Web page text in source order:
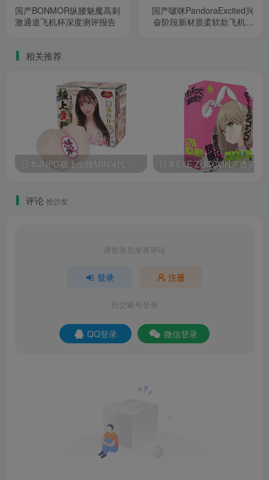
国产BONMOR纵腰魅魔高刺
激通道飞机杯深度测评报告
国产啵咪PandoraExcited兴
奋阶段新材质柔软款飞机杯
相关推荐
日本JNPG极上生腰MINI4代桥本有菜软萌腰臀名器倒模飞机杯测评报告
评论 抢沙发
请登录后发表评论
登录 注册
社交账号登录
QQ登录 微信登录